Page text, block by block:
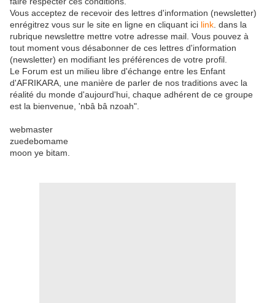
Vous acceptez de recevoir des lettres d'information (newsletter)
enrégitrez vous sur le site en ligne en cliquant ici link . dans la
rubrique newslettre mettre votre adresse mail. Vous pouvez à
tout moment vous désabonner de ces lettres d'information
(newsletter) en modifiant les préférences de votre profil.
Le Forum est un milieu libre d'échange entre les Enfant
d'AFRIKARA, une manière de parler de nos traditions avec la
réalité du monde d'aujourd'hui, chaque adhérent de ce groupe
est la bienvenue, 'nbâ bâ nzoah".
webmaster
zuedebomame
moon ye bitam.